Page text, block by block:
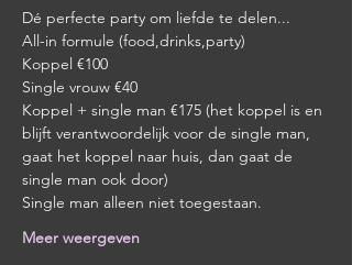
Dé perfecte party om liefde te delen...
All-in formule (food,drinks,party)
Koppel €100
Single vrouw €40
Koppel + single man €175 (het koppel is en
blijft verantwoordelijk voor de single man,
gaat het koppel naar huis, dan gaat de
single man ook door)
Single man alleen niet toegestaan.
Meer weergeven